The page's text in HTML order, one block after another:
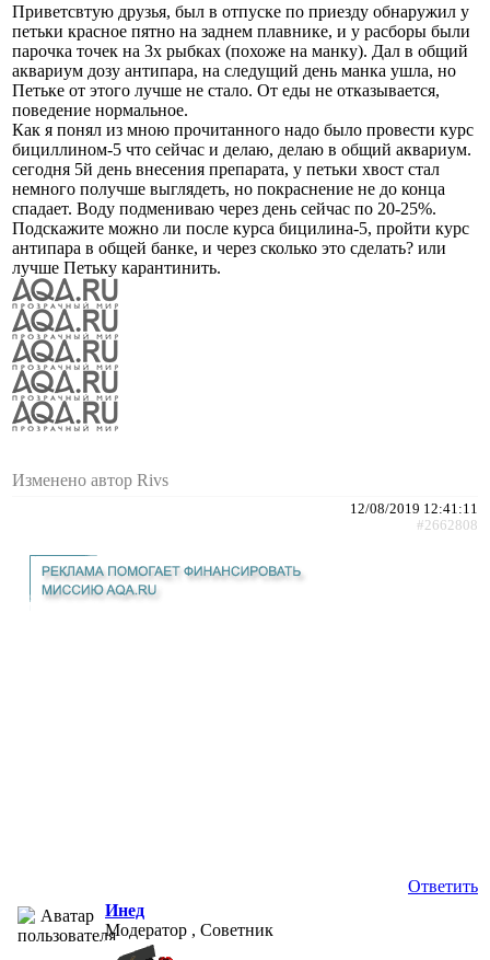
Приветсвтую друзья, был в отпуске по приезду обнаружил у
петьки красное пятно на заднем плавнике, и у расборы были
парочка точек на 3х рыбках (похоже на манку). Дал в общий
аквариум дозу антипара, на следущий день манка ушла, но
Петьке от этого лучше не стало. От еды не отказывается,
поведение нормальное.
Как я понял из мною прочитанного надо было провести курс
бициллином-5 что сейчас и делаю, делаю в общий аквариум.
сегодня 5й день внесения препарата, у петьки хвост стал
немного получше выглядеть, но покраснение не до конца
спадает. Воду подмениваю через день сейчас по 20-25%.
Подскажите можно ли после курса бицилина-5, пройти курс
антипара в общей банке, и через сколько это сделать? или
лучше Петьку карантинить.
Изменено автор Rivs
12/08/2019 12:41:11
#2662808
Ответить
Инед
Модератор , Советник